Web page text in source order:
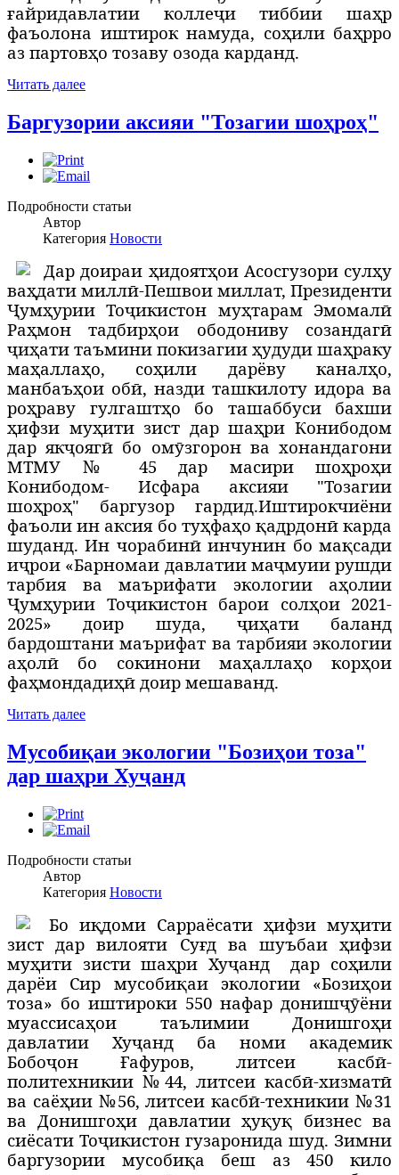
ғайридавлатии коллеҷи тиббии шаҳр
фаъолона иштирок намуда, соҳили баҳрро
аз партовҳо тозаву озода карданд.
Читать далее
Баргузории аксияи "Тозагии шоҳроҳ"
Подробности статьи
Автор
Категория Новости
Дар доираи ҳидоятҳои Асосгузори сулҳу
ваҳдати миллӣ-Пешвои миллат, Президенти
Ҷумҳурии Тоҷикистон муҳтарам Эмомалӣ
Раҳмон тадбирҳои ободониву созандагӣ
ҷиҳати таъмини покизагии ҳудуди шаҳраку
маҳаллаҳо, соҳили дарёву каналҳо,
манбаъҳои обӣ, назди ташкилоту идора ва
роҳраву гулгаштҳо бо ташаббуси бахши
ҳифзи муҳити зист дар шаҳри Конибодом
дар якҷоягӣ бо омӯзгорон ва хонандагони
МТМУ № 45 дар масири шоҳроҳи
Конибодом- Исфара аксияи "Тозагии
шоҳроҳ" баргузор гардид.Иштирокчиёни
фаъоли ин аксия бо туҳфаҳо қадрдонӣ карда
шуданд. Ин чорабинӣ инчунин бо мақсади
иҷрои «Барномаи давлатии маҷмуии рушди
тарбия ва маърифати экологии аҳолии
Ҷумҳурии Тоҷикистон барои солҳои 2021-
2025» доир шуда, ҷиҳати баланд
бардоштани маърифат ва тарбияи экологии
аҳолӣ бо сокинони маҳаллаҳо корҳои
фаҳмондадиҳӣ доир мешаванд.
Читать далее
Мусобиқаи экологии "Бозиҳои тоза"
дар шаҳри Хуҷанд
Подробности статьи
Автор
Категория Новости
Бо иқдоми Сарраёсати ҳифзи муҳити
зист дар вилояти Суғд ва шуъбаи ҳифзи
муҳити зисти шаҳри Хуҷанд
дар соҳили
дарёи Сир мусобиқаи экологии «Бозиҳои
тоза» бо иштироки 550 нафар донишҷӯёни
муассисаҳои таълимии Донишгоҳи
давлатии Хуҷанд ба номи академик
Бобоҷон Ғафуров, литсеи касбӣ-
политехникии №44, литсеи касбӣ-хизматӣ
ва саёҳии №56, литсеи касбӣ-техникии №31
ва Донишгоҳи давлатии ҳуқуқ бизнес ва
сиёсати Тоҷикистон гузаронида шуд. Зимни
баргузории мусобиқа беш аз 450 кило